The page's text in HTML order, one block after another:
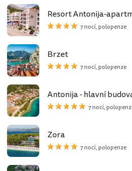
Resort Antonija-
7 nocí, polopenze
Brzet
7 nocí, polopenze
Antonija - hlavní
7 nocí,
Zora
7 nocí, polopenze